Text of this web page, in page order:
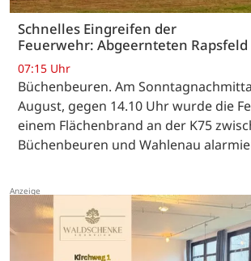
Schnelles Eingreifen der
Feuerwehr: Abgeernteten
07:15 Uhr
Büchenbeuren. Am
August, gegen 14.10 Uhr wurde die
einem Flächenbrand an der K75
Büchenbeuren und Wahlenau